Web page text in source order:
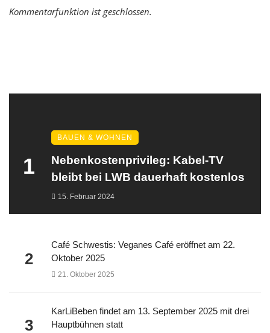
Kommentarfunktion ist geschlossen.
1
BAUEN & WOHNEN
Nebenkostenprivileg: Kabel-TV
bleibt bei LWB dauerhaft kostenlos
15. Februar 2024
2
Café Schwestis: Veganes Café eröffnet am 22.
Oktober 2025
21. Oktober 2025
3
KarLiBeben findet am 13. September 2025 mit drei
Hauptbühnen statt